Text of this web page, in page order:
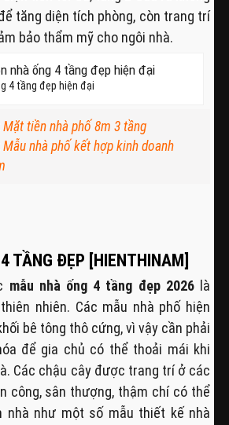
tăng diện tích phòng, còn trang trí
bảo thẩm mỹ cho ngôi nhà.
4 tầng đẹp hiện đại
Mặt tiền nhà phố 8m 3 tầng
Mẫu nhà phố kết hợp kinh doanh
TẦNG ĐẸP [HIENTHINAM]
mẫu nhà ống 4 tầng đẹp 2026là
nhiên. Các mẫu nhà phố hiện
bê tông thô cứng, vì vậy cần phải
để gia chủ có thể thoải mái khi
Các chậu cây được trang trí ở các
công, sân thượng, thậm chí có thể
nhà như một số mẫu thiết kế nhà